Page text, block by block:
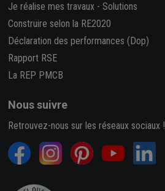
Je réalise mes travaux - Solutions
Construire selon la RE2020
Déclaration des performances (Dop)
Rapport RSE
La REP PMCB
Nous suivre
Retrouvez-nous sur les réseaux sociaux !